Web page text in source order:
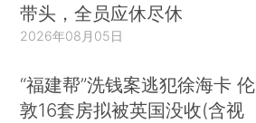
带头，全员应休尽休
2026年08月05日
“福建帮”洗钱案逃犯徐海卡 伦
敦16套房拟被英国没收(含视